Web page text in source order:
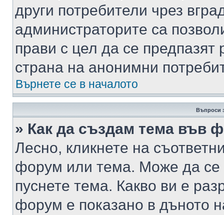
други потребители чрез
администраторите са
прави с цел да се предпазят
страна на анонимни
Върнете се в началото
Въпроси
» Как да създам тема във
Лесно, кликнете на
форум или тема. Може да се
пуснете тема. Какво ви е
форум е показано в дъното